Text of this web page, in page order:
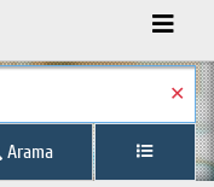
✕
Arama